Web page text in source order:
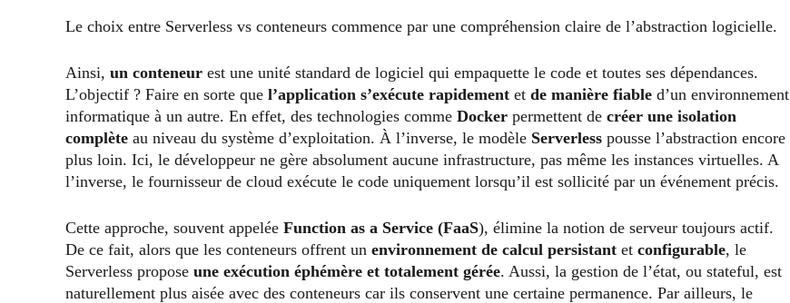
Le choix entre Serverless vs conteneurs commence par une compréhension claire de l’abstraction logicielle.
Ainsi, un conteneur est une unité standard de logiciel qui empaquette le code et toutes ses dépendances.
L’objectif ? Faire en sorte que l’application s’exécute rapidement et de manière fiable d’un environnement
informatique à un autre. En effet, des technologies comme Docker permettent de créer une isolation
complète au niveau du système d’exploitation. À l’inverse, le modèle Serverless pousse l’abstraction encore
plus loin. Ici, le développeur ne gère absolument aucune infrastructure, pas même les instances virtuelles. A
l’inverse, le fournisseur de cloud exécute le code uniquement lorsqu’il est sollicité par un événement précis.
Cette approche, souvent appelée Function as a Service (FaaS), élimine la notion de serveur toujours actif.
De ce fait, alors que les conteneurs offrent un environnement de calcul persistant et configurable, le
Serverless propose une exécution éphémère et totalement gérée. Aussi, la gestion de l’état, ou stateful, est
naturellement plus aisée avec des conteneurs car ils conservent une certaine permanence. Par ailleurs, le